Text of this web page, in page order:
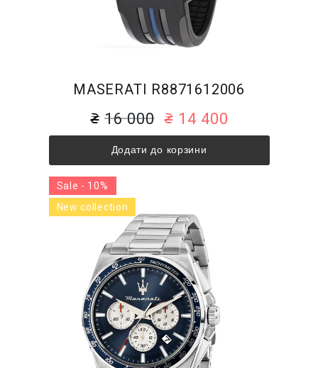
MASERATI R8871612006
16 000 14 400
Додати до корзини
Sale - 10%
New collection